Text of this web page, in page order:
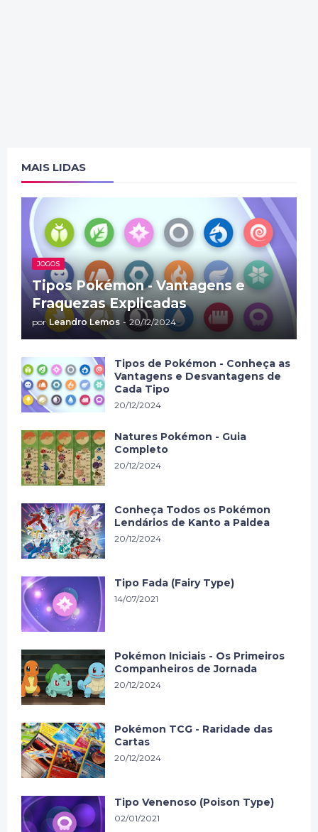
MAIS LIDAS
JOGOS
Tipos Pokémon - Vantagens e
Fraquezas Explicadas
por Leandro Lemos - 20/12/2024
Tipos de Pokémon - Conheça as
Vantagens e Desvantagens de
Cada Tipo
20/12/2024
Natures Pokémon - Guia
Completo
20/12/2024
Conheça Todos os Pokémon
Lendários de Kanto a Paldea
20/12/2024
Tipo Fada (Fairy Type)
14/07/2021
Pokémon Iniciais - Os Primeiros
Companheiros de Jornada
20/12/2024
Pokémon TCG - Raridade das
Cartas
20/12/2024
Tipo Venenoso (Poison Type)
02/01/2021